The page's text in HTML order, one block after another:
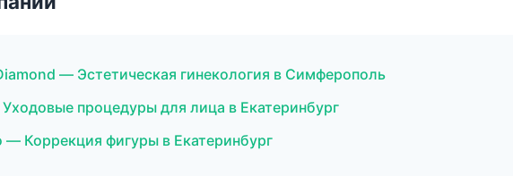
— Эстетическая гинекология в Симферополь
процедуры для лица в Екатеринбург
— Коррекция фигуры в Екатеринбург